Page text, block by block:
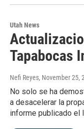
Utah News
Tapabocas
Nefi Reyes, November 25,
No solo se ha
a desacelerar la
informe publicado el